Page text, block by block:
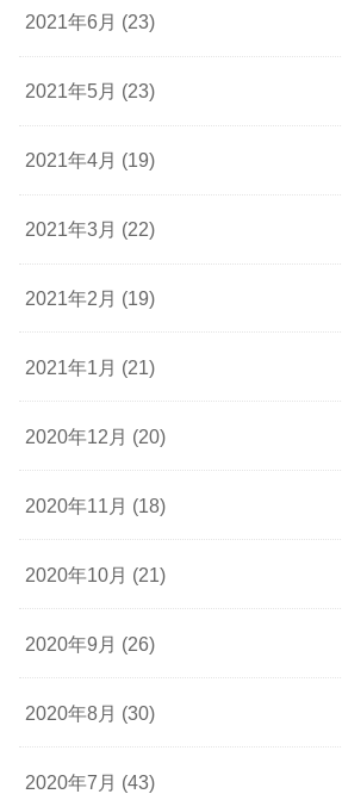
2021年6月 (23)
2021年5月 (23)
2021年4月 (19)
2021年3月 (22)
2021年2月 (19)
2021年1月 (21)
2020年12月 (20)
2020年11月 (18)
2020年10月 (21)
2020年9月 (26)
2020年8月 (30)
2020年7月 (43)